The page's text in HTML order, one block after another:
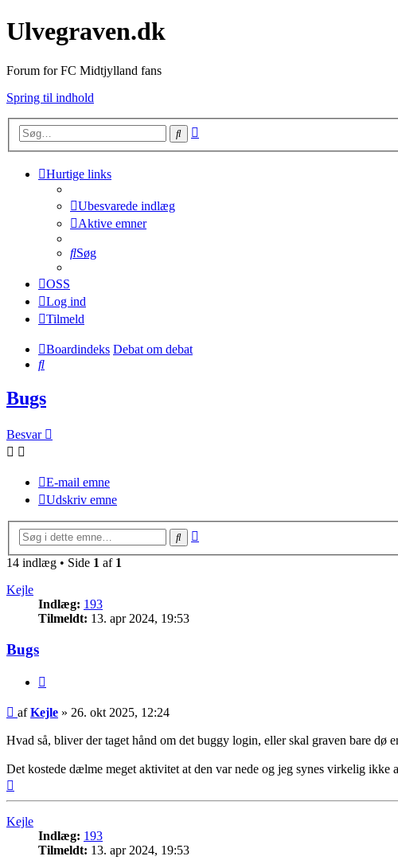
Ulvegraven.dk
Forum for FC Midtjylland fans
Spring til indhold
Søg
Hurtige links
Ubesvarede indlæg
Aktive emner
Søg
OSS
Log ind
Tilmeld
Boardindeks Debat om debat
Søg
Bugs
Besvar
E-mail emne
Udskriv emne
Søg
14 indlæg • Side 1 af 1
Kejle
Indlæg: 193
Tilmeldt: 13. apr 2024, 19:53
Bugs
Indlæg
afKejle » 26. okt 2025, 12:24
Hvad så, bliver der taget hånd om det buggy login, eller skal graven bare dø
Det kostede dælme meget aktivitet at den var nede og jeg synes virkelig
Kejle
Indlæg: 193
Tilmeldt: 13. apr 2024, 19:53